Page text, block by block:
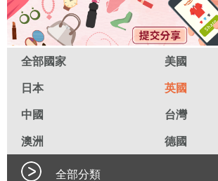
全部國家 美國
日本 英國
中國 台灣
澳洲 德國
全部分類